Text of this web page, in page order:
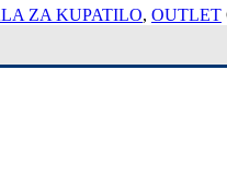
ZA KUPATILO, OUTLET